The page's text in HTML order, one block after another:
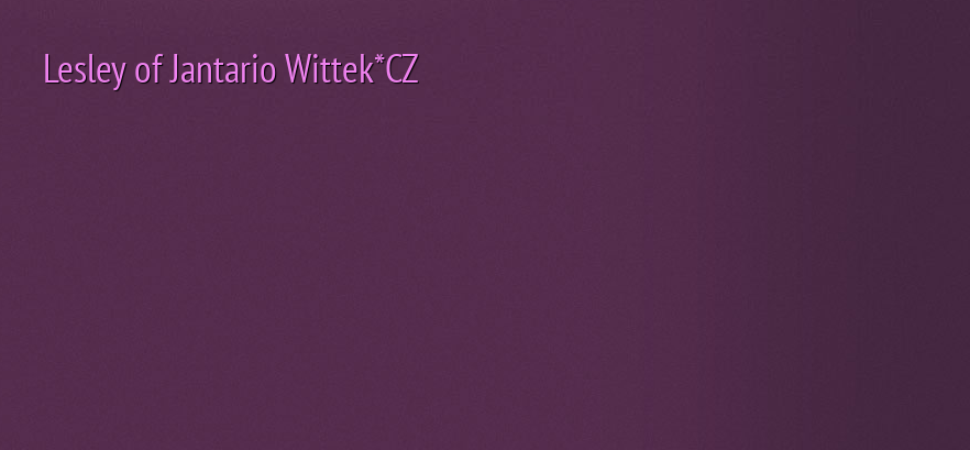
Lesley of Jantario Wittek*CZ